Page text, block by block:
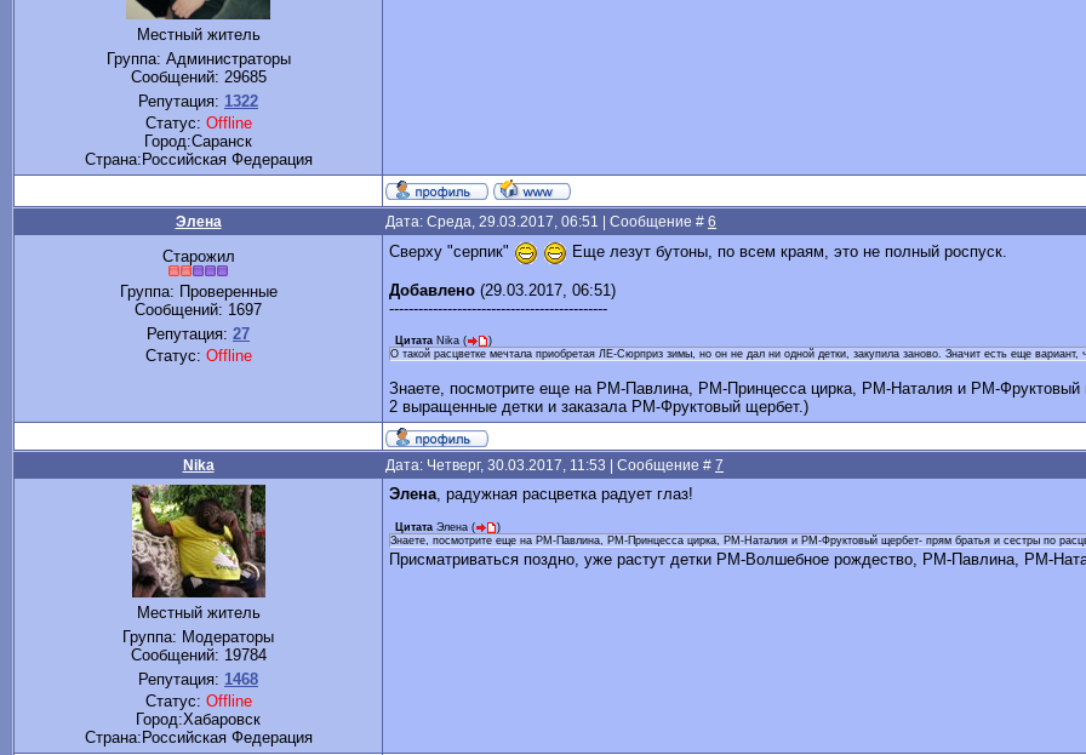
Местный житель
Группа: Администраторы
Сообщений: 29685
Репутация: 1322
Статус: Offline
Город:Саранск
Cтрана:Российская Федерация
Элена Дата: Среда, 29.03.2017, 06:51 | Сообщение # 6
Старожил
Группа: Проверенные
Сообщений: 1697
Репутация: 27
Статус: Offline
Сверху "серпик" Еще лезут бутоны, по всем краям, это не полный роспуск.
Добавлено (29.03.2017, 06:51)
---------------------------------------------
Цитата Nika (
)
О такой расцветке мечтала приобретая ЛЕ-Сюрприз зимы, но он не дал ни одной детки, закупила заново. Значит есть еще
Знаете, посмотрите еще на РМ-Павлина, РМ-Принцесса цирка, РМ-Наталия и РМ-
2 выращенные детки и заказала РМ-Фруктовый щербет.)
Nika Дата: Четверг, 30.03.2017, 11:53 | Сообщение # 7
Местный житель
Группа: Модераторы
Сообщений: 19784
Репутация: 1468
Статус: Offline
Город:Хабаровск
Cтрана:Российская Федерация
Элена , радужная расцветка радует глаз!
Цитата Элена (
)
Знаете, посмотрите еще на РМ-Павлина, РМ-Принцесса цирка, РМ-Наталия и РМ-Фруктовый щербет- прям братья и сестры по
Присматриваться поздно, уже растут детки РМ-Волшебное рождество, РМ-Павлина, РМ-